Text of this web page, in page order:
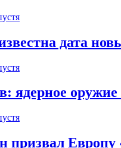
дата
ядерное
призвал Европу